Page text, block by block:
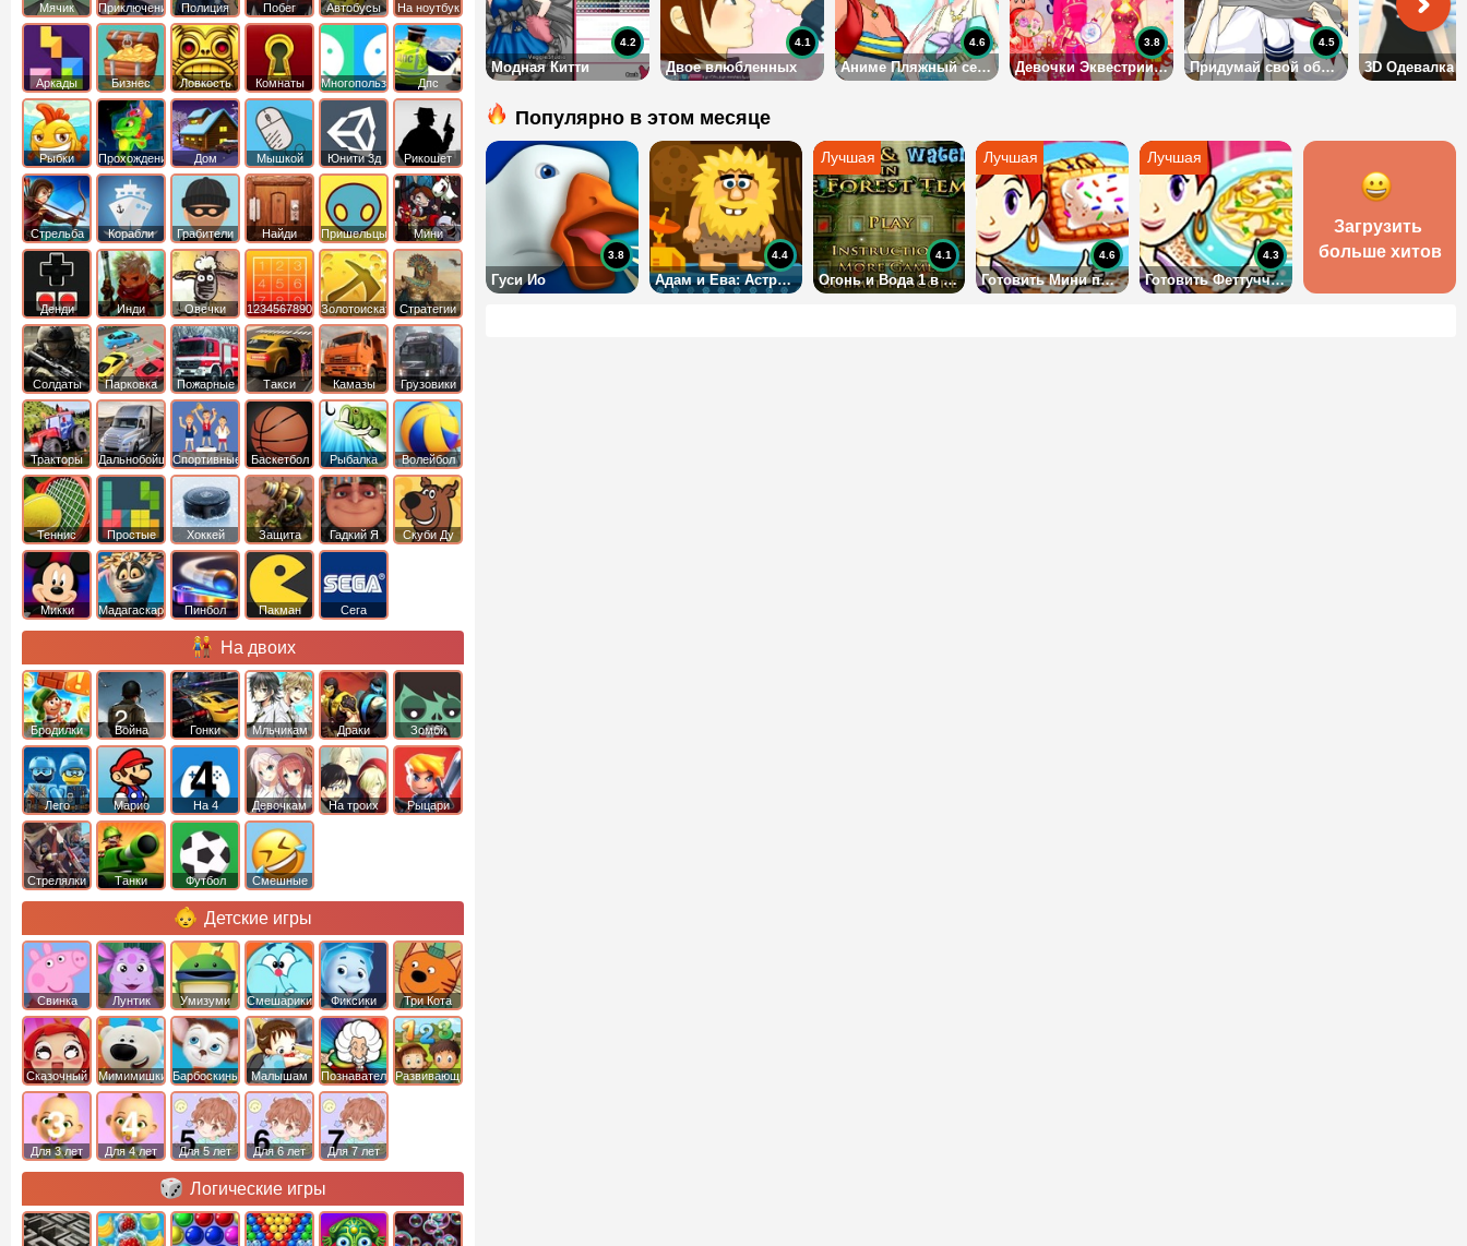
Модная Китти
4.2
Двое влюбленных
4.1
Аниме Пляжный сезон
4.6
Девочки Эквестрии в аниме
3.8
Придумай свой образ
4.5
Популярно в этом месяце
Гуси Ио
3.8
Адам и Ева: Астронавт
4.4
Огонь и Вода 1 в Лесном Храме
4.1
Готовить Мини поп-тартс: Кухня Сары
4.6
Готовить Феттуччини с курицей: Кухня Сары
4.3
Загрузить
больше хитов
Мячик Приключения Полиция Побег Автобусы На ноутбук
Аркады
Бизнес
симуляторы
Ловкость Комнаты Многопользовательские
Дпс
Рыбки Прохождение Дом Мышкой Юнити 3д Рикошет
Cтрельба
из лука
Корабли Грабители
Найди
выход
Пришельцы Мини
Денди Инди
Овечки
идут домой
1234567890 ЗолотоискательСтратегии
Солдаты
Парковка
машин
Пожарные
машины
Такси Камазы Грузовики
Тракторы ДальнобойщикиСпортивные Баскетбол Рыбалка Волейбол
Теннис Простые Хоккей
Защита
башни
Гадкий Я Скуби Ду
Микки
Мадагаскар Пинбол Пакман Сега
На двоих
Бродилки Война Гонки Мльчикам Драки Зомби
Лего Марио На 4 Девочкам На троих Рыцари
Стрелялки Танки Футбол Смешные
Детские игры
Свинка
Пеппа
Лунтик Умизуми Смешарики Фиксики Три Кота
Сказочный
патруль
Мимимишки Барбоскины Малышам ПознавательныеРазвивающие
Для 3 лет Для 4 лет Для 5 лет Для 6 лет Для 7 лет
Логические игры